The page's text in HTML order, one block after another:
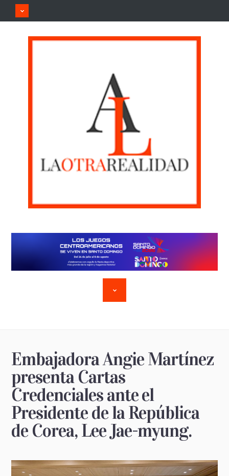
Embajadora Angie Martínez
presenta Cartas
Credenciales ante el
Presidente de la República
de Corea, Lee Jae-myung.